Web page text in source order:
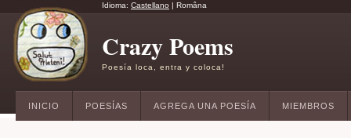
Idioma: Castellano | Româna
Crazy Poems
Poesía loca, entra y coloca!
INICIO POESÍAS AGREGA UNA POESÍA MIEMBROS